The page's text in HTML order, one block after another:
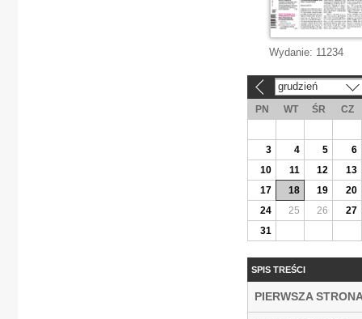
Wydanie: 11234
grudzień
PN WT ŚR CZ
3 4 5
6
10
11 12
13
17
18 19
20
24
25 26
27
31
SPIS TREŚCI
PIERWSZA